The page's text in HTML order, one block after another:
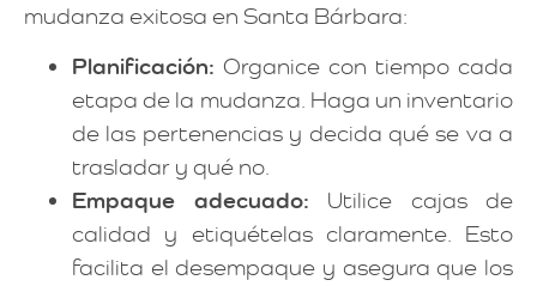
mudanza exitosa en Santa Bárbara:
Planificación: Organice con tiempo cada
etapa de la mudanza. Haga un inventario
de las pertenencias y decida qué se va a
trasladar y qué no.
Empaque adecuado: Utilice cajas de
calidad y etiquételas claramente. Esto
facilita el desempaque y asegura que los